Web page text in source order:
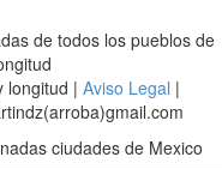
de todos los pueblos de
longitud | Aviso Legal |
ciudades de Mexico